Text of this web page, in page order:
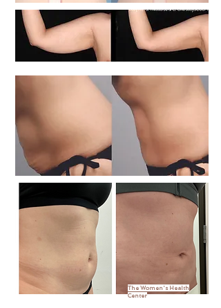
The Women's Health
Center